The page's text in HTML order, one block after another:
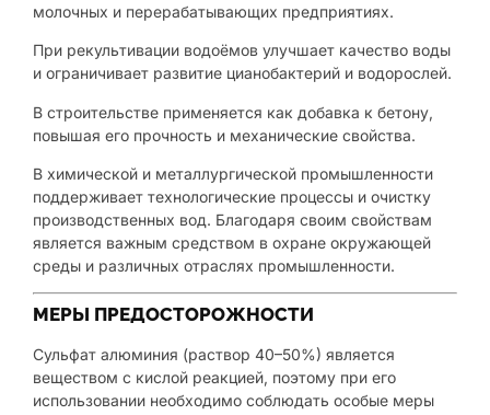
молочных и перерабатывающих предприятиях.
При рекультивации водоёмов улучшает качество воды
и ограничивает развитие цианобактерий и водорослей.
В строительстве применяется как добавка к бетону,
повышая его прочность и механические свойства.
В химической и металлургической промышленности
поддерживает технологические процессы и очистку
производственных вод. Благодаря своим свойствам
является важным средством в охране окружающей
среды и различных отраслях промышленности.
МЕРЫ ПРЕДОСТОРОЖНОСТИ
Сульфат алюминия (раствор 40–50%) является
веществом с кислой реакцией, поэтому при его
использовании необходимо соблюдать особые меры